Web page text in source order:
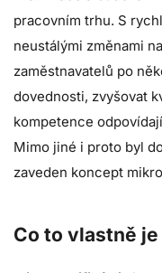
pracovním trhu. S
neustálými změnami
zaměstnavatelů po
dovednosti, zvyšovat
kompetence
Mimo jiné i proto byl
zaveden koncept
Co to vlastně